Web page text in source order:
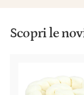
Scopri le